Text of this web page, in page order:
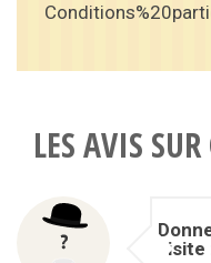
LES AVIS
visite